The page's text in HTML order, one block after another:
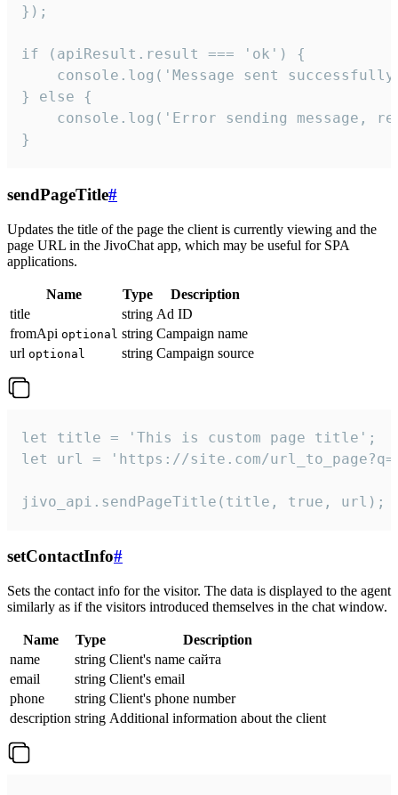
});
if (apiResult.result === 'ok') {
console.log('Message sent
} else {
console.log('Error sending message,
}
sendPageTitle#
Updates the title of the page the client is currently viewing and the
page URL in the JivoChat app, which may be useful for SPA
applications.
Name Type
Description
title
string Ad ID
fromApi optional string Campaign name
url optional string Campaign source
let title = 'This is custom page title';
let url = 'https://site.com/
jivo_api.sendPageTitle(title, true, url);
setContactInfo#
Sets the contact info for the visitor. The data is displayed to the agent
similarly as if the visitors introduced themselves in the chat window.
Name Type
Description
name
string Client's name сайта
email
string Client's email
phone
string Client's phone number
description string Additional information about the client